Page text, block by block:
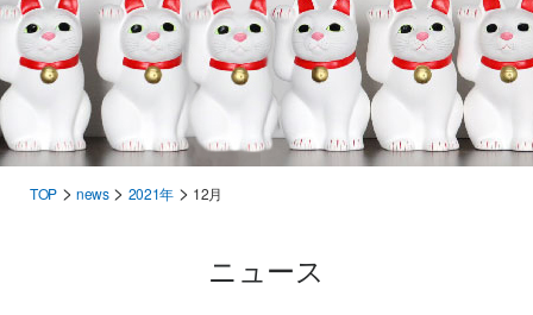
TOP > news> 2021年> 12月
ニュース